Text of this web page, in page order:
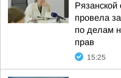
провела
по делам
прав
15:25